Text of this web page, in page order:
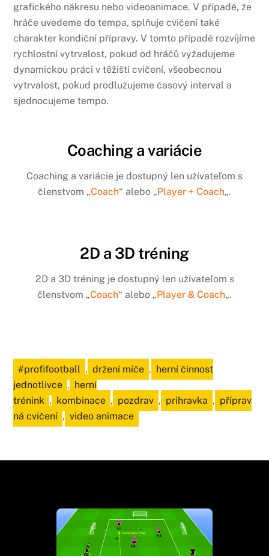
grafického nákresu nebo videoanimace. V případě, že
hráče uvedeme do tempa, splňuje cvičení také
charakter kondiční přípravy. V tomto případě rozvíjíme
rychlostní vytrvalost, pokud od hráčů vyžadujeme
dynamickou práci v těžišti cvičení, všeobecnou
vytrvalost, pokud prodlužujeme časový interval a
sjednocujeme tempo.
Coaching a variácie
Coaching a variácie je dostupný len užívateľom s
členstvom „Coach“ alebo „Player + Coach„.
2D a 3D tréning
2D a 3D tréning je dostupný len užívateľom s
členstvom „Coach“ alebo „Player & Coach„.
#profifootball , držení míče , herní činnost
jednotlivce , herní
trénink , kombinace , pozdrav , prihravka , příprav
ná cvičení , video animace